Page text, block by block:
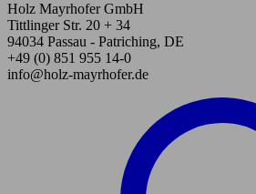
Holz Mayrhofer GmbH
Tittlinger Str. 20 + 34
94034 Passau - Patriching, DE
+49 (0) 851 955 14-0
info@holz-mayrhofer.de